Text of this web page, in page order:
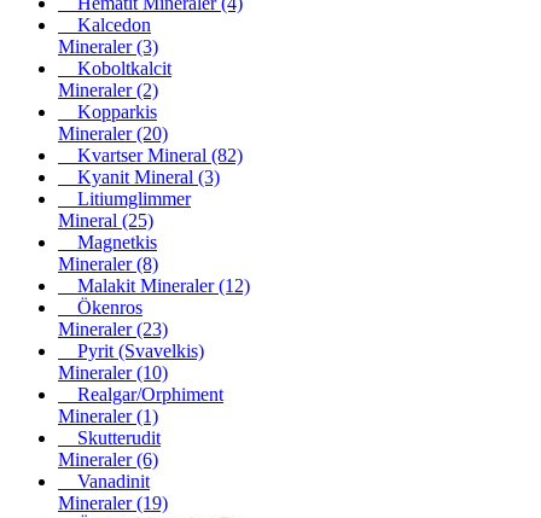
Kalcedon
Mineraler(3)
Koboltkalcit
Mineraler(2)
Kopparkis
Mineraler(20)
Kvartser Mineral (82)
Kyanit Mineral (3)
Litiumglimmer
Mineral (25)
Magnetkis
Mineraler(8)
Malakit Mineraler(12)
Ökenros
Mineraler(23)
Pyrit (Svavelkis)
Mineraler(10)
Realgar/Orphiment
Mineraler(1)
Skutterudit
Mineraler(6)
Vanadinit
Mineraler(19)